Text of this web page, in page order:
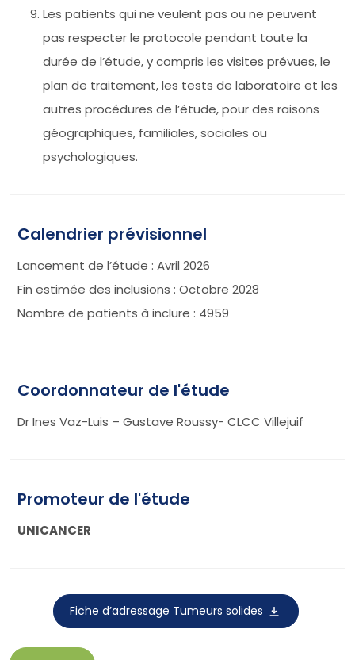
Les patients qui ne veulent pas ou ne peuvent
pas respecter le protocole pendant toute la
durée de l’étude, y compris les visites prévues, le
plan de traitement, les tests de laboratoire et les
autres procédures de l’étude, pour des raisons
géographiques, familiales, sociales ou
psychologiques.
Calendrier prévisionnel
Lancement de l’étude : Avril 2026
Fin estimée des inclusions : Octobre 2028
Nombre de patients à inclure : 4959
Coordonnateur de l'étude
Dr Ines Vaz-Luis – Gustave Roussy- CLCC Villejuif
Promoteur de l'étude
UNICANCER
Fiche d’adressage Tumeurs solides